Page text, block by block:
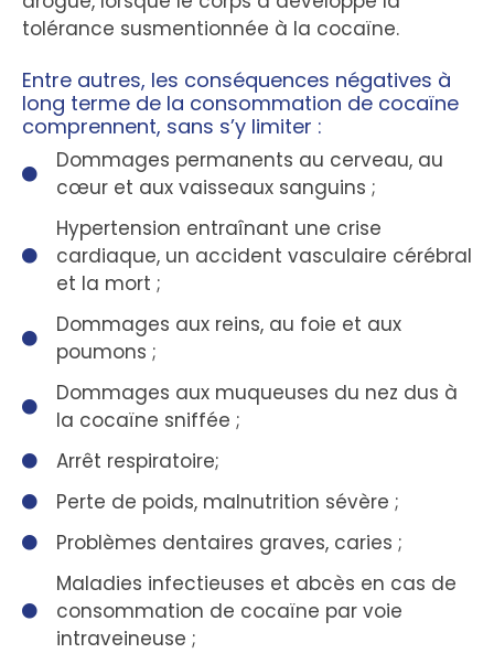
tolérance susmentionnée à la cocaïne.
Entre autres, les conséquences négatives à
long terme de la consommation de cocaïne
comprennent, sans s’y limiter :
Dommages permanents au cerveau, au
cœur et aux vaisseaux sanguins ;
Hypertension entraînant une crise
cardiaque, un accident vasculaire cérébral
et la mort ;
Dommages aux reins, au foie et aux
poumons ;
Dommages aux muqueuses du nez dus à
la cocaïne sniffée ;
Arrêt respiratoire;
Perte de poids, malnutrition sévère ;
Problèmes dentaires graves, caries ;
Maladies infectieuses et abcès en cas de
consommation de cocaïne par voie
intraveineuse ;